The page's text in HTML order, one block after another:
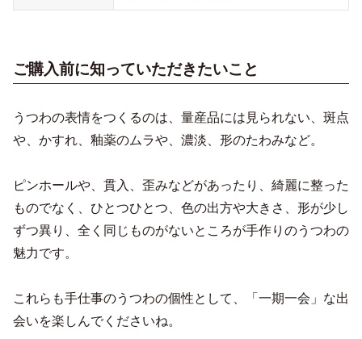
ご購入前に知っていただきたいこと
うつわの表情をつくるのは、量産品には見られない、斑点
や、かすれ、釉薬のムラや、濃淡、形のたわみなど。
ピンホールや、貫入、歪みなどがあったり、綺麗に整った
ものでなく、ひとつひとつ、色の出方や大きさ、形が少し
ずつ異り、全く同じものがないところが手作りのうつわの
魅力です。
これらも手仕事のうつわの個性として、「一期一会」な出
会いを楽しんでくださいね。